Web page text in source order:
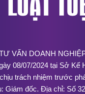
VẤN DOANH
08/07/2024 tại Sở Kế
trách nhiệm trước
Giám đốc. Địa chỉ: Số